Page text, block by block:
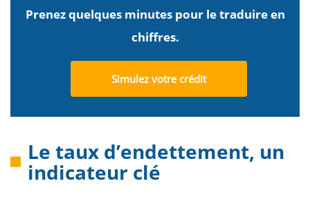
Prenez quelques minutes pour le traduire en
chiffres.
Simulez votre crédit
Le taux d’endettement, un
indicateur clé